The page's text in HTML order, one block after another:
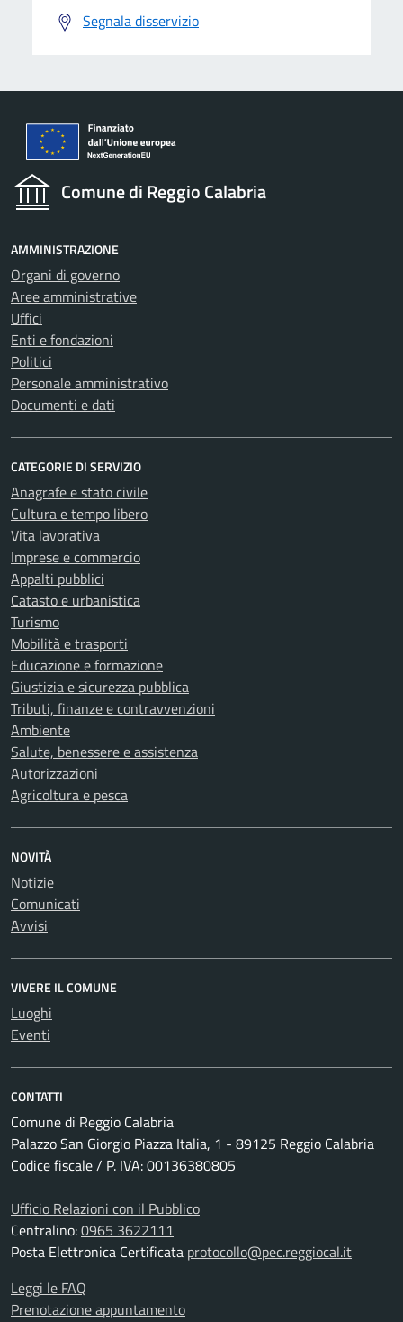
Segnala disservizio
Comune di Reggio Calabria
AMMINISTRAZIONE
Organi di governo
Aree amministrative
Uffici
Enti e fondazioni
Politici
Personale amministrativo
Documenti e dati
CATEGORIE DI SERVIZIO
Anagrafe e stato civile
Cultura e tempo libero
Vita lavorativa
Imprese e commercio
Appalti pubblici
Catasto e urbanistica
Turismo
Mobilità e trasporti
Educazione e formazione
Giustizia e sicurezza pubblica
Tributi, finanze e contravvenzioni
Ambiente
Salute, benessere e assistenza
Autorizzazioni
Agricoltura e pesca
NOVITÀ
Notizie
Comunicati
Avvisi
VIVERE IL COMUNE
Luoghi
Eventi
CONTATTI
Comune di Reggio Calabria
Palazzo San Giorgio Piazza Italia, 1 - 89125 Reggio Calabria
Codice fiscale / P. IVA: 00136380805
Ufficio Relazioni con il Pubblico
Centralino:0965 3622111
Posta Elettronica Certificata protocollo@pec.reggiocal.it
Leggi le FAQ
Prenotazione appuntamento